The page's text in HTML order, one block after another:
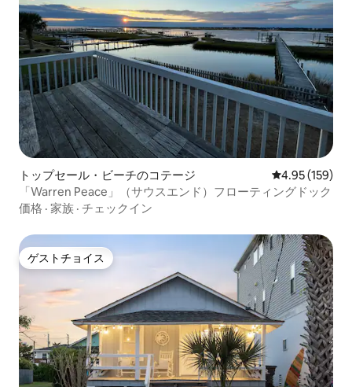
トップセール・ビーチのコテージ レビュー159
4.95 (159)
「Warren Peace」（サウスエンド）フローティングドック
価格 · 家族 · チェックイン
ゲストチョイス
ゲストチョイス